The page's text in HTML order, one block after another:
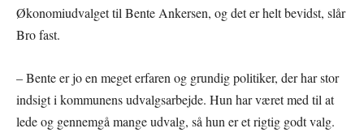
Økonomiudvalget til Bente Ankersen, og det er helt bevidst, slår
Bro fast.
– Bente er jo en meget erfaren og grundig politiker, der har stor
indsigt i kommunens udvalgsarbejde. Hun har været med til at
lede og gennemgå mange udvalg, så hun er et rigtig godt valg.